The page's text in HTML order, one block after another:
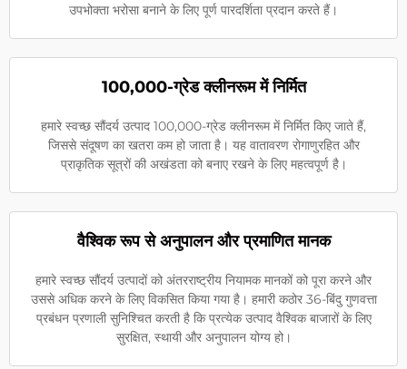
उपभोक्ता भरोसा बनाने के लिए पूर्ण पारदर्शिता प्रदान करते हैं।
100,000-ग्रेड क्लीनरूम में निर्मित
हमारे स्वच्छ सौंदर्य उत्पाद 100,000-ग्रेड क्लीनरूम में निर्मित किए जाते हैं,
जिससे संदूषण का खतरा कम हो जाता है। यह वातावरण रोगाणुरहित और
प्राकृतिक सूत्रों की अखंडता को बनाए रखने के लिए महत्वपूर्ण है।
वैश्विक रूप से अनुपालन और प्रमाणित मानक
हमारे स्वच्छ सौंदर्य उत्पादों को अंतरराष्ट्रीय नियामक मानकों को पूरा करने और
उससे अधिक करने के लिए विकसित किया गया है। हमारी कठोर 36-बिंदु गुणवत्ता
प्रबंधन प्रणाली सुनिश्चित करती है कि प्रत्येक उत्पाद वैश्विक बाजारों के लिए
सुरक्षित, स्थायी और अनुपालन योग्य हो।